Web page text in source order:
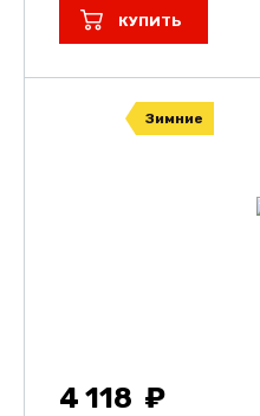
КУПИТЬ
Зимние
4 118